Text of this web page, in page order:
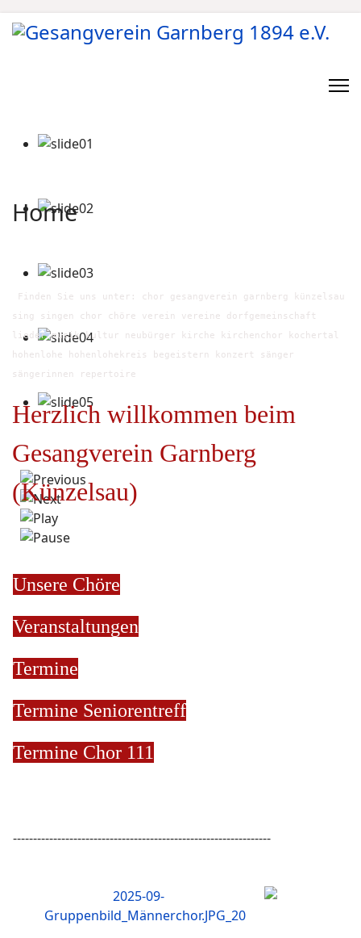
Home
Finden Sie uns unter: chor gesangverein garnberg künzelsau
sing singen chor chöre verein vereine dorfgemeinschaft
lieder musik kultur neubürger kirche kirchenchor kochertal
hohenlohe hohenlohekreis begeistern konzert sänger
sängerinnen repertoire
Herzlich willkommen beim
Gesangverein Garnberg
(Künzelsau)
Unsere Chöre
Veranstaltungen
Termine
Termine Seniorentreff
Termine Chor 111
----------------------------------------------------------------